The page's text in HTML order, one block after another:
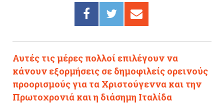
Αυτές τις μέρες πολλοί επιλέγουν να
κάνουν εξορμήσεις σε δημοφιλείς ορεινούς
προορισμούς για τα Χριστούγεννα και την
Πρωτοχρονιά και η διάσημη Ιταλίδα